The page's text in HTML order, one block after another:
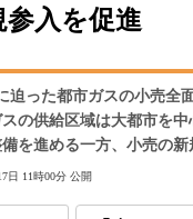
参入を促進
迫った都市ガスの小売全
の供給区域は大都市を
を進める一方、小売の
日 11時00分 公開